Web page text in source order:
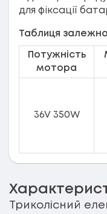
для фіксації
Таблиця
Потужність
мотора
36V 350W
Триколісний